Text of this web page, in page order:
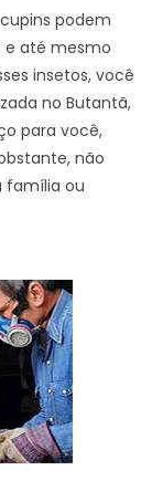
podem
e até mesmo
insetos, você
no Butantã,
para você,
não
família ou